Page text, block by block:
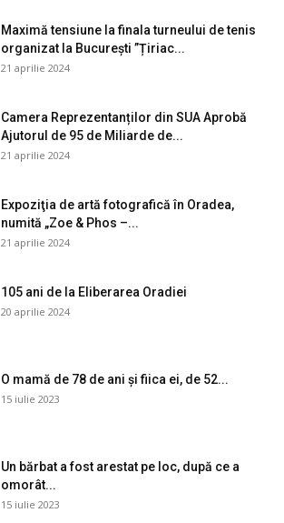
Maximă tensiune la finala turneului de tenis
organizat la București ”Țiriac...
21 aprilie 2024
Camera Reprezentanților din SUA Aprobă
Ajutorul de 95 de Miliarde de...
21 aprilie 2024
Expoziţia de artă fotografică în Oradea,
numită „Zoe & Phos –...
21 aprilie 2024
105 ani de la Eliberarea Oradiei
20 aprilie 2024
O mamă de 78 de ani și fiica ei, de 52...
15 iulie 2023
Un bărbat a fost arestat pe loc, după ce a
omorât...
15 iulie 2023